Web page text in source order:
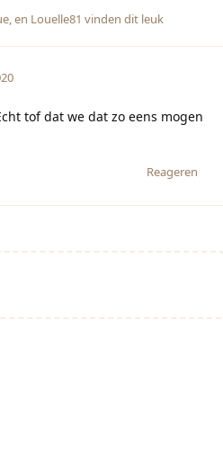
, en Louelle81 vinden dit leuk
tof dat we dat zo eens mogen
Reageren